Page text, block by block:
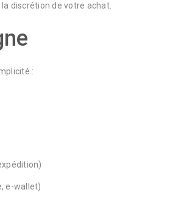
discrétion de votre achat.
:
e-wallet)